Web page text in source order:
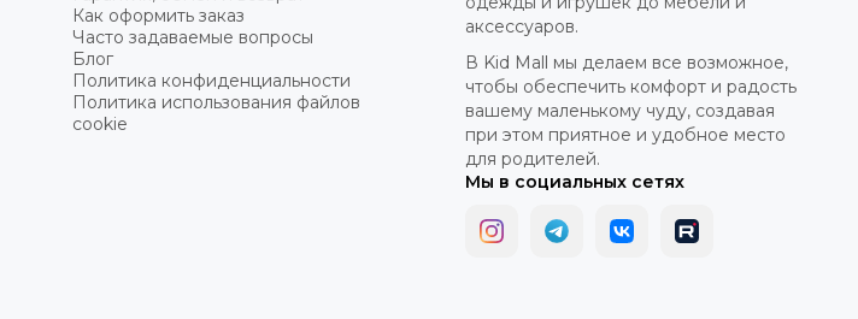
Как оформить заказ
Часто задаваемые вопросы
Блог
Политика конфиденциальности
Политика использования файлов
cookie
аксессуаров.
В Kid Mall мы делаем все возможное,
чтобы обеспечить комфорт и радость
вашему маленькому чуду, создавая
при этом приятное и удобное место
для родителей.
Мы в социальных сетях